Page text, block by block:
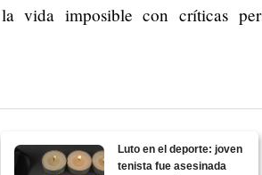
vida imposible con críticas
Luto en el deporte: joven
tenista fue asesinada